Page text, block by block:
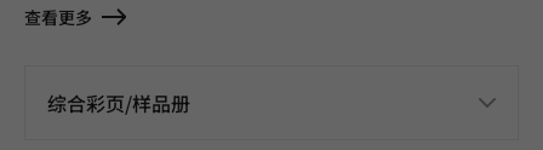
查看更多
综合彩页/样品册